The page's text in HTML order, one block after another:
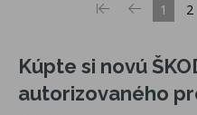
1 2
Kúpte si novú
autorizovaného